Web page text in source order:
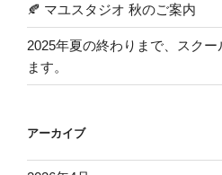
🍂 マユスタジオ 秋のご案内
2025年夏の終わりまで、スク
ます。
アーカイブ